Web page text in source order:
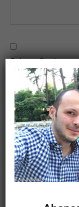
Salvează-mi
navigator pentru
CAUTARE